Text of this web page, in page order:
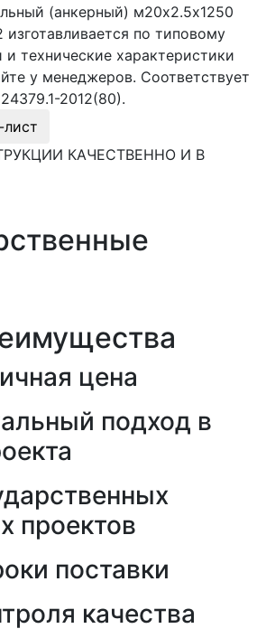
(анкерный) м20х2.5х1250
изготавливается по типовому
и технические характеристики
у менеджеров. Соответствует
2012(80).
лист
КАЧЕСТВЕННО И В
цена
подход в
проектов
поставки
качества